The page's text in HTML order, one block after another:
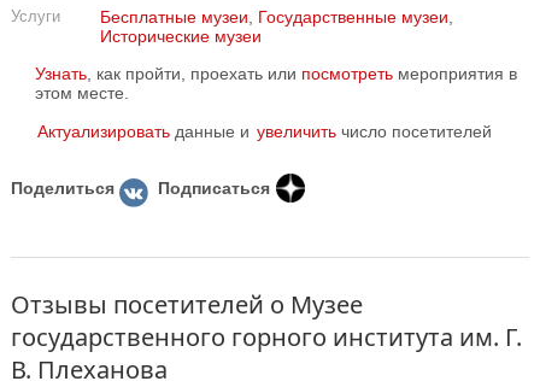
Услуги
Бесплатные музеи Государственные музеи
Исторические музеи
Узнать , как пройти, проехать или посмотреть мероприятия в
этом месте.
Актуализировать данные и увеличить число посетителей
Поделиться Подписаться
Отзывы посетителей о Музее
государственного горного института им. Г.
В. Плеханова